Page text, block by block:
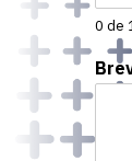
0 de